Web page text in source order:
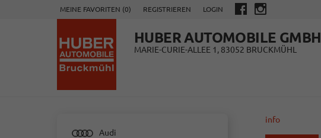
MEINE FAVORITEN (0) REGISTRIEREN LOGIN
HUBER AUTOMOBILE GMBH
MARIE-CURIE-ALLEE 1, 83052 BRUCKMÜHL
info
Audi